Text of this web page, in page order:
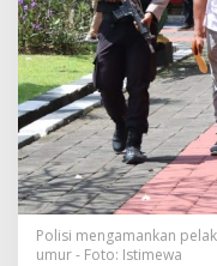
B
a
n
g
u
n
a
n
P
e
l
Polisi mengamankan
umur - Foto: Istimewa